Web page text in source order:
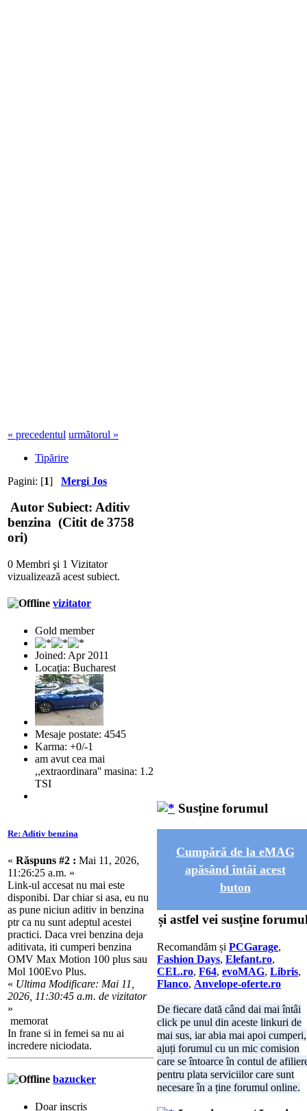
« precedentul următorul »
Tipărire
Pagini: [1] Mergi Jos
Autor Subiect: Aditiv
benzina (Citit de 3758
ori)
0 Membri şi 1 Vizitator
vizualizează acest subiect.
vizitator
Gold member
Joined: Apr 2011
Locaţia: Bucharest
Mesaje postate: 4545
Karma: +0/-1
am avut cea mai
,,extraordinara'' masina: 1.2
TSI
Re: Aditiv benzina
« Răspuns #2 : Mai 11, 2026,
11:26:25 a.m. »
Link-ul accesat nu mai este
disponibi. Dar chiar si asa, eu nu
as pune niciun aditiv in benzina
ptr ca nu sunt adeptul acestei
practici. Daca vrei benzina deja
aditivata, iti cumperi benzina
OMV Max Motion 100 plus sau
Mol 100Evo Plus.
« Ultima Modificare: Mai 11,
2026, 11:30:45 a.m. de vizitator
»
memorat
In frane si in femei sa nu ai
incredere niciodata.
bazucker
Doar inscris
Susține forumul
Cumpără de la eMAG
apăsând întâi acest
buton
și astfel vei susține
Recomandăm și PCGarage,
Fashion Days, Elefant.ro,
CEL.ro, F64, evoMAG, Libris,
Flanco, Anvelope-oferte.ro
De fiecare dată când dai mai întâi
click pe unul din aceste linkuri de
mai sus, iar abia mai apoi cumperi,
ajuți forumul cu un mic comision
care se întoarce în contul de
pentru plata serviciilor care sunt
necesare în a ține forumul online.